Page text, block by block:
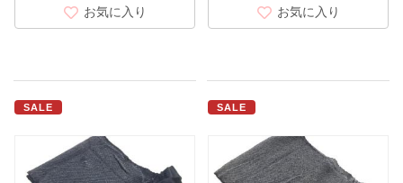
お気に入り お気に入り
SALE SALE